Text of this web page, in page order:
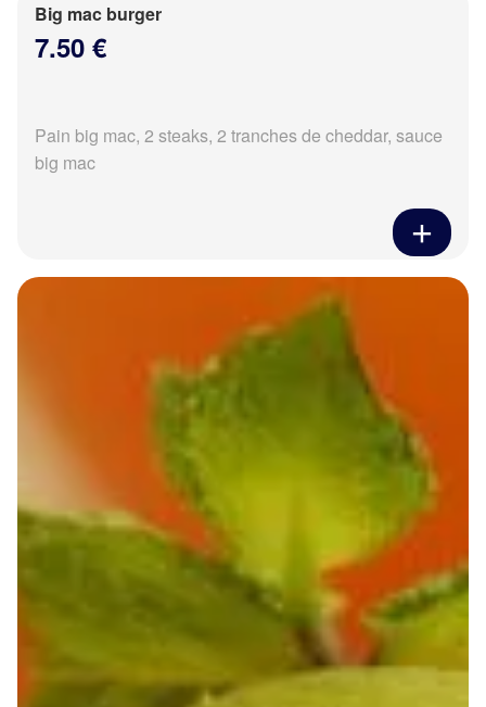
Big mac burger
7.50 €
Pain big mac, 2 steaks, 2 tranches de cheddar, sauce
big mac